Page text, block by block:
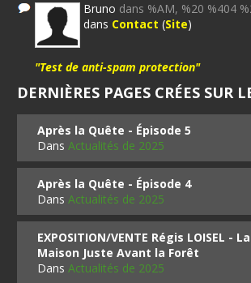
Bruno dans %AM, %20 %404
dans Contact (Site)
"Test de anti-spam protection"
DERNIÈRES PAGES CRÉES SUR
Après la Quête - Épisode 5
DansActualités de 2025
Après la Quête - Épisode 4
DansActualités de 2025
EXPOSITION/VENTE Régis LOISEL -
Maison Juste Avant la Forêt
DansActualités de 2025